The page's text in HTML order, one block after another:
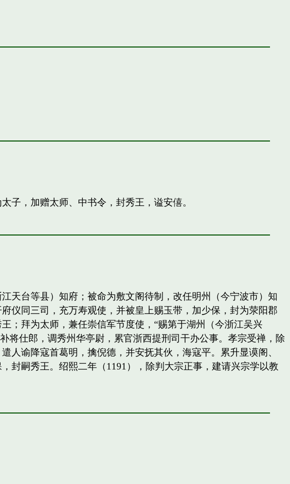
子，加赠太师、中书令，封秀王，谥安僖。
天台等县）知府；被命为敷文阁待制，改任明州（今宁波市）知
仪同三司，充万寿观使，并被皇上赐玉带，加少保，封为荥阳郡
；拜为太师，兼任崇信军节度使，“赐第于湖州（今浙江吴兴
仕郎，调秀州华亭尉，累官浙西提刑司干办公事。孝宗受禅，除
人谕降寇首葛明，擒倪德，并安抚其伙，海寇平。累升显谟阁、
封嗣秀王。绍熙二年（1191），除判大宗正事，建请兴宗学以教